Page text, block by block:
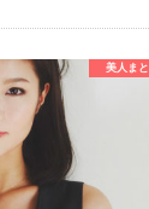
美人ま